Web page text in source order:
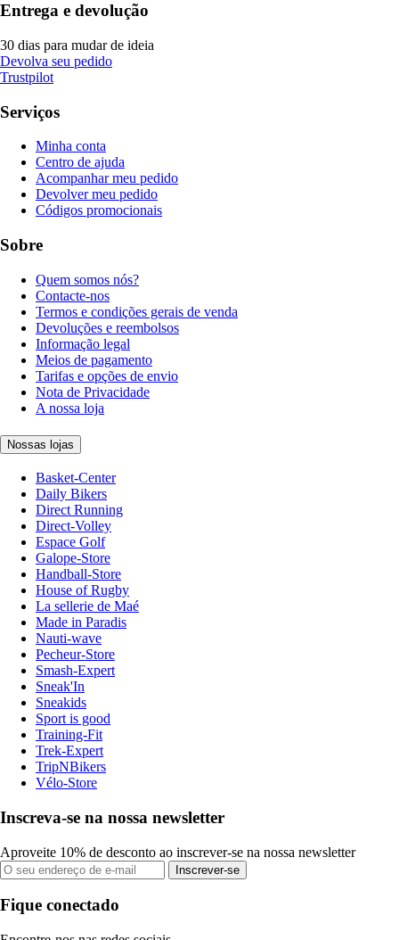
Entrega e devolução
30 dias para mudar de ideia
Devolva seu pedido
Trustpilot
Serviços
Minha conta
Centro de ajuda
Acompanhar meu pedido
Devolver meu pedido
Códigos promocionais
Sobre
Quem somos nós?
Contacte-nos
Termos e condições gerais de venda
Devoluções e reembolsos
Informação legal
Meios de pagamento
Tarifas e opções de envio
Nota de Privacidade
A nossa loja
Nossas lojas
Basket-Center
Daily Bikers
Direct Running
Direct-Volley
Espace Golf
Galope-Store
Handball-Store
House of Rugby
La sellerie de Maé
Made in Paradis
Nauti-wave
Pecheur-Store
Smash-Expert
Sneak'In
Sneakids
Sport is good
Training-Fit
Trek-Expert
TripNBikers
Vélo-Store
Inscreva-se na nossa newsletter
Aproveite 10% de desconto ao inscrever-se na nossa newsletter
Inscrever-se
Fique conectado